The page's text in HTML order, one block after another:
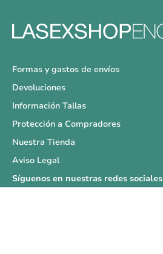
Formas y gastos de envíos
Devoluciones
Información Tallas
Protección a Compradores
Nuestra Tienda
Aviso Legal
Síguenos en nuestras redes sociales